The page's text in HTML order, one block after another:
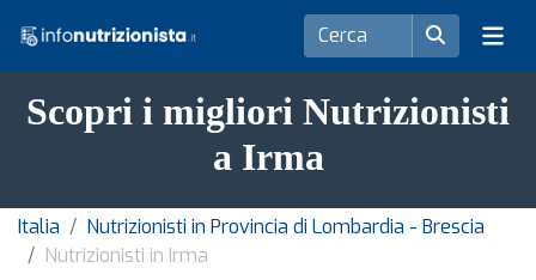
Scopri i migliori Nutrizionisti
a Irma
Italia
Nutrizionisti in Provincia di Lombardia - Brescia
Nutrizionisti in Irma